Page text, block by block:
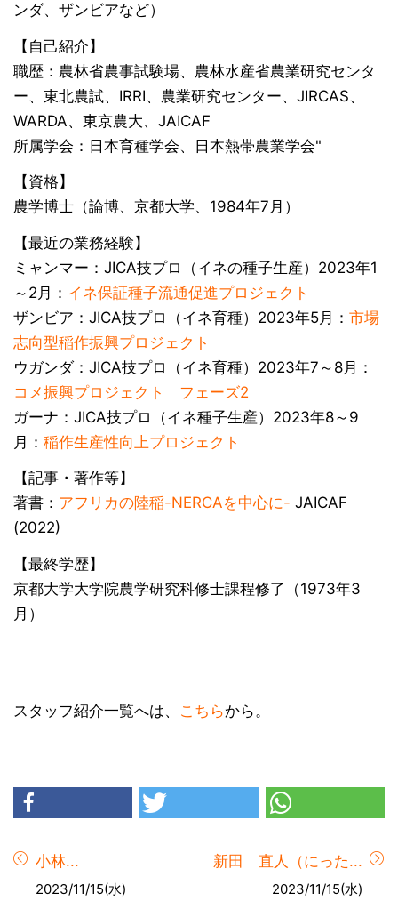
ンダ、ザンビアなど）
【自己紹介】
職歴：農林省農事試験場、農林水産省農業研究センタ
ー、東北農試、IRRI、農業研究センター、JIRCAS、
WARDA、東京農大、JAICAF
所属学会：日本育種学会、日本熱帯農業学会"
【資格】
農学博士（論博、京都大学、1984年7月）
【最近の業務経験】
ミャンマー：JICA技プロ（イネの種子生産）2023年1
～2月： イネ保証種子流通促進プロジェクト
ザンビア：JICA技プロ（イネ育種）2023年5月： 市場
志向型稲作振興プロジェクト
ウガンダ：JICA技プロ（イネ育種）2023年7～8月：
コメ振興プロジェクト フェーズ2
ガーナ：JICA技プロ（イネ種子生産）2023年8～9
月： 稲作生産性向上プロジェクト
【記事・著作等】
著書： アフリカの陸稲-NERCAを中心に- JAICAF
(2022)
【最終学歴】
京都大学大学院農学研究科修士課程修了（1973年3
月）
スタッフ紹介一覧へは、 こちらから。
小林...
2023/11/15(水)
新田 直人（にった...
2023/11/15(水)